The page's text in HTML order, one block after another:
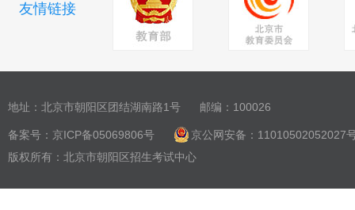
友情链接
地址：北京市朝阳区团结湖南路1号 邮编：100026
备案号： 京ICP备05069806号
京公网安备：11010502052027
版权所有：北京市朝阳区招生考试中心